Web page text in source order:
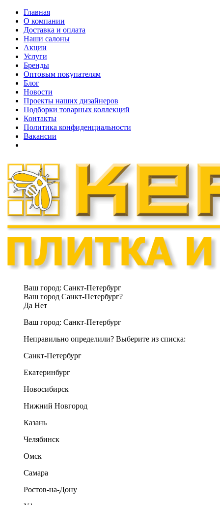
Главная
О компании
Доставка и оплата
Наши cалоны
Акции
Услуги
Бренды
Оптовым покупателям
Блог
Новости
Проекты наших дизайнеров
Подборки товарных коллекций
Контакты
Политика конфиденциальности
Вакансии
Ваш город: Санкт-Петербург
Ваш город Санкт-Петербург?
Да Нет
Ваш город: Санкт-Петербург
Неправильно определили? Выберите из списка:
Санкт-Петербург
Екатеринбург
Новосибирск
Нижний Новгород
Казань
Челябинск
Омск
Самара
Ростов-на-Дону